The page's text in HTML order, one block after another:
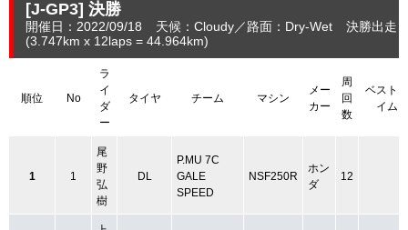
[J-GP3] 決勝
開催日：2022/09/18 天候：Cloudy 路面：Dry-Wet
決勝出走
(3.747km x 12laps = 44.964km)
順位 No
ラ
イ
ダ
ー
タイヤ チーム マシン
メー
カー
周
回
数
ベストタ
イム
1 1
尾
野
弘
樹
DL
P.MU 7C
GALE
SPEED
NSF250R
ホン
ダ
12